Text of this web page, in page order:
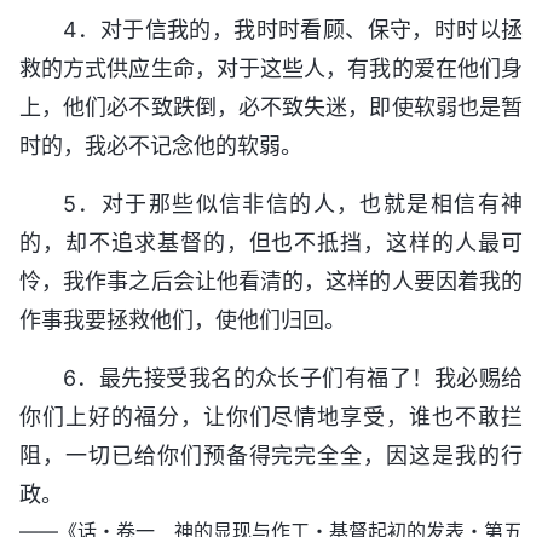
4．对于信我的，我时时看顾、保守，时时以拯
救的方式供应生命，对于这些人，有我的爱在他们身
上，他们必不致跌倒，必不致失迷，即使软弱也是暂
时的，我必不记念他的软弱。
5．对于那些似信非信的人，也就是相信有神
的，却不追求基督的，但也不抵挡，这样的人最可
怜，我作事之后会让他看清的，这样的人要因着我的
作事我要拯救他们，使他们归回。
6．最先接受我名的众长子们有福了！我必赐给
你们上好的福分，让你们尽情地享受，谁也不敢拦
阻，一切已给你们预备得完完全全，因这是我的行
政。
——《话・卷一 神的显现与作工・基督起初的发表・第五